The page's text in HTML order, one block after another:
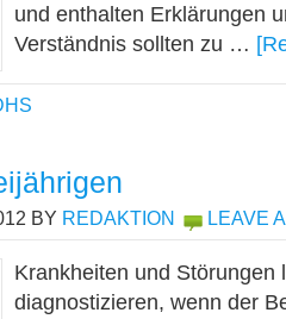
und enthalten Erklärungen
Verständnis sollten zu …
BY REDAKTION LEAVE
Krankheiten und Störungen
diagnostizieren, wenn der